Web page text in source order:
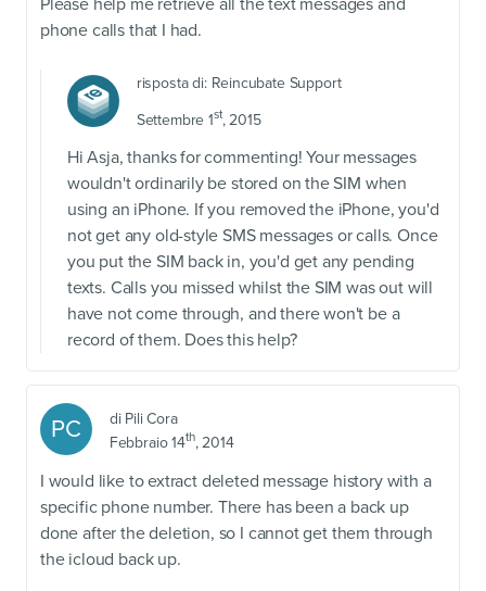
Please help me retrieve all the text messages and
phone calls that I had.
risposta di: Reincubate Support
Settembre 1st, 2015
Hi Asja, thanks for commenting! Your messages
wouldn't ordinarily be stored on the SIM when
using an iPhone. If you removed the iPhone, you'd
not get any old-style SMS messages or calls. Once
you put the SIM back in, you'd get any pending
texts. Calls you missed whilst the SIM was out will
have not come through, and there won't be a
record of them. Does this help?
PC di Pili Cora
Febbraio 14th, 2014
I would like to extract deleted message history with a
specific phone number. There has been a back up
done after the deletion, so I cannot get them through
the icloud back up.